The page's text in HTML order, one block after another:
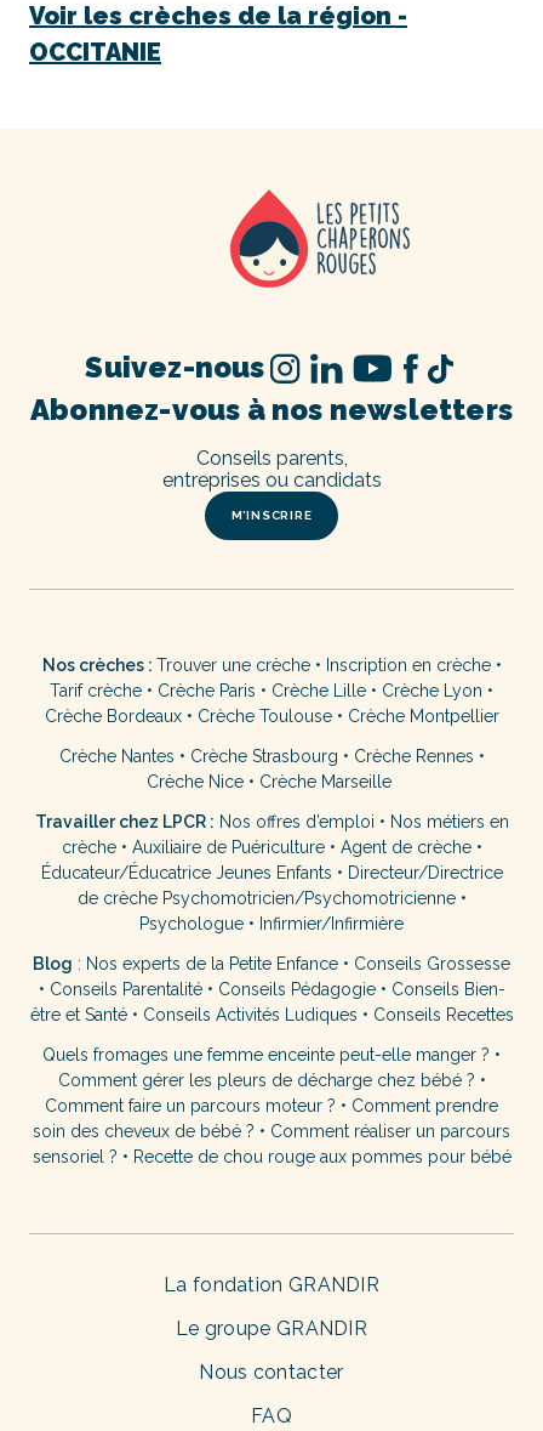
Voir les crèches de la région -
OCCITANIE
Abonnez-vous à nos newsletters
M’INSCRIRE
Conseils parents,
entreprises ou candidats
Suivez-nous
Nos crèches : Trouver une crèche• Inscription en crèche•
Tarif crèche • Crèche Paris • Crèche Lille • Crèche Lyon •
Crèche Bordeaux• Crèche Toulouse• Crèche Montpellier
Crèche Nantes • Crèche Strasbourg • Crèche Rennes •
Crèche Nice • Crèche Marseille
Travailler chez LPCR : Nos offres d’emploi • Nos métiers en
crèche• Auxiliaire de Puériculture• Agent de crèche•
Éducateur/Éducatrice Jeunes Enfants • Directeur/Directrice
de crèche Psychomotricien/Psychomotricienne•
Psychologue • Infirmier/Infirmière
Blog : Nos experts de la Petite Enfance • Conseils Grossesse
• Conseils Parentalité• Conseils Pédagogie• Conseils Bien-
être et Santé• Conseils Activités Ludiques • Conseils Recettes
Quels fromages une femme enceinte peut-elle manger ? •
Comment gérer les pleurs de décharge chez bébé ? •
Comment faire un parcours moteur ? • Comment prendre
soin des cheveux de bébé ? • Comment réaliser un parcours
sensoriel ? • Recette de chou rouge aux pommes pour bébé
La fondation GRANDIR
Le groupe GRANDIR
Nous contacter
FAQ